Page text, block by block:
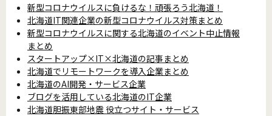
新型コロナウイルスに負けるな！頑張ろう北海道！
北海道IT関連企業の新型コロナウイルス対策まとめ
新型コロナウイルスに関する北海道のイベント中止情報
まとめ
スタートアップ×IT×北海道の記事まとめ
北海道でリモートワークを導入企業まとめ
北海道のAI開発・サービス企業
ブログを活用している北海道のIT企業
北海道胆振東部地震 役立つサイト・サービス